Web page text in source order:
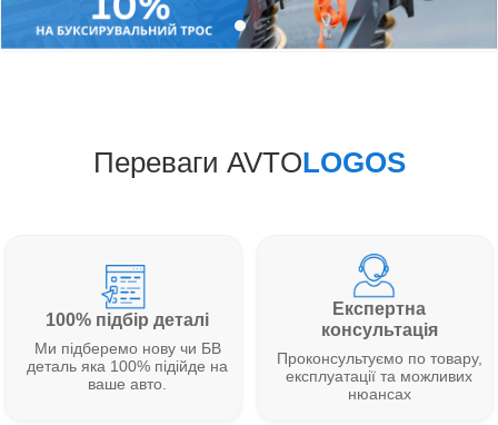
Переваги AVTOLOGOS
100% підбір деталі
Ми підберемо нову чи БВ
деталь яка 100% підійде на
ваше авто.
Експертна
консультація
Проконсультуємо по товару,
експлуатації та можливих
нюансах